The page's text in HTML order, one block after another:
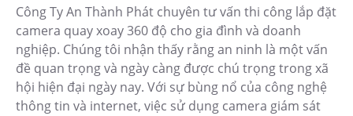
Công Ty An Thành Phát chuyên tư vấn thi công lắp đặt
camera quay xoay 360 độ cho gia đình và doanh
nghiệp. Chúng tôi nhận thấy rằng an ninh là một vấn
đề quan trọng và ngày càng được chú trọng trong xã
hội hiện đại ngày nay. Với sự bùng nổ của công nghệ
thông tin và internet, việc sử dụng camera giám sát